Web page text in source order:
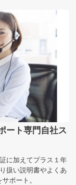
ート専門自社ス
に加えてプラス１年
扱い説明書やよくあ
ポート。